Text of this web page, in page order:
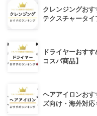
クレンジングお
テクスチャータイ
ドライヤーおす
コスパ商品】
ヘアアイロンお
ズ向け・海外対応